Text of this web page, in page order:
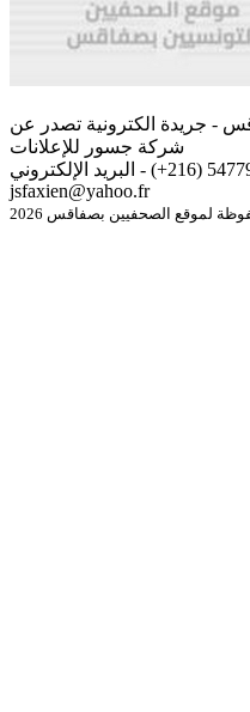
- جريدة الكترونية تصدر عن
شركة جسور للإعلانات
للإتصال أو نشر الردود الهاتف 54779966 (216+) - البريد الإلكتروني
jsfaxien@yahoo.fr
لموقع الصحفيين بصفاقس 2026